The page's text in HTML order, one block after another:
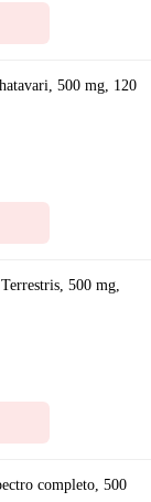
500 mg, 120
500 mg,
completo, 500